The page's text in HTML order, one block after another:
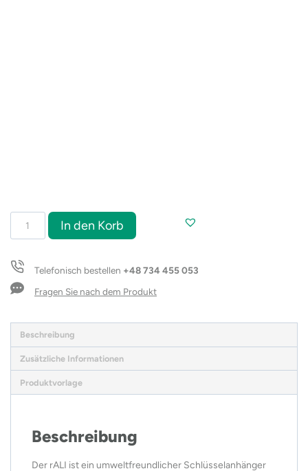
SchlüsselanhängerIn den Korb
Telefonisch bestellen +48 734 455 053
Fragen Sie nach dem Produkt
Beschreibung
Zusätzliche Informationen
Produktvorlage
Beschreibung
Der rALI ist ein umweltfreundlicher Schlüsselanhänger